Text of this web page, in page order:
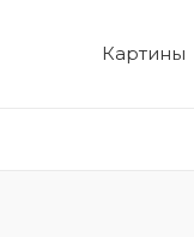
Картины